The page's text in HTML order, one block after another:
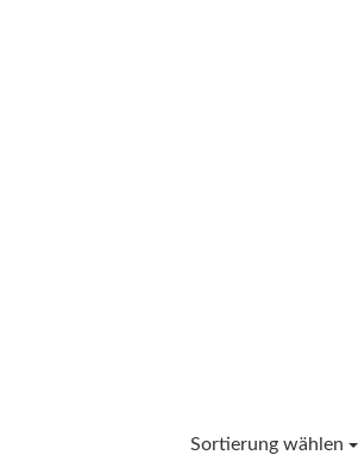
Sortierung wählen